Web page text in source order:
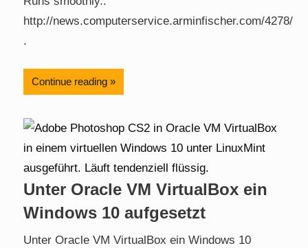
http://news.computerservice.arminfischer.com/4278/
.
Continue reading
Unter Oracle VM VirtualBox ein
Windows 10 aufgesetzt
Unter Oracle VM VirtualBox ein Windows 10